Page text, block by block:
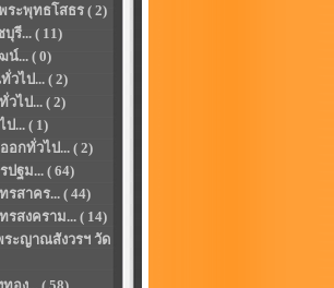
ะพุทธโสธร ( 2)
รี... ( 11)
น์... ( 0)
วไป... ( 2)
ไป... ( 2)
... ( 1)
อกทั่วไป... ( 2)
ปฐม... ( 64)
สาคร... ( 44)
สงคราม... ( 14)
ระญาณสังวรฯ วัด